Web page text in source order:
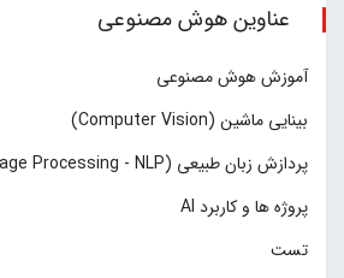
عناوین هوش مصنوعی
آموزش هوش مصنوعی
بینایی ماشین (Computer Vision)
پردازش زبان طبیعی (Natural Language Processing - NLP)
پروژه ها و کاربرد AI
تست